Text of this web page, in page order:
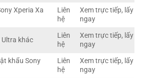
Xperia Xa
Liên
hệ
Xem trực tiếp, lấy
ngay
Ultra khác
Liên
hệ
Xem trực tiếp, lấy
ngay
khẩu Sony
Liên
hệ
Xem trực tiếp, lấy
ngay